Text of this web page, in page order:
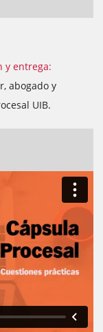
y entrega:
abogado y
UIB.